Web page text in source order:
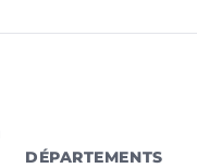
DÉPARTEMENTS